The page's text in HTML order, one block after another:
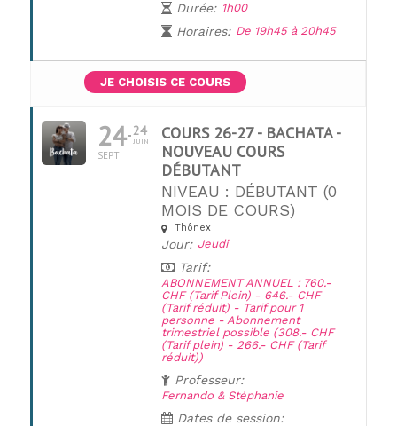
Durée: 1h00
Horaires: De 19h45 à 20h45
JE CHOISIS CE COURS
UNE QUESTION ?
24
SEPT
24
JUIN
COURS 26-27 - BACHATA -
NOUVEAU COURS
DÉBUTANT
NIVEAU : DÉBUTANT (0
MOIS DE COURS)
Thônex
Jour: Jeudi
Tarif:
ABONNEMENT ANNUEL : 760.-
CHF (Tarif Plein) - 646.- CHF
(Tarif réduit) - Tarif pour 1
personne - Abonnement
trimestriel possible (308.- CHF
(Tarif plein) - 266.- CHF (Tarif
réduit))
Professeur:
Fernando & Stéphanie
Dates de session: